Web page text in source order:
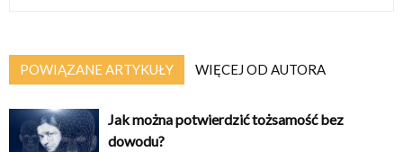
POWIĄZANE ARTYKUŁY WIĘCEJ OD AUTORA
Jak można potwierdzić tożsamość bez
dowodu?